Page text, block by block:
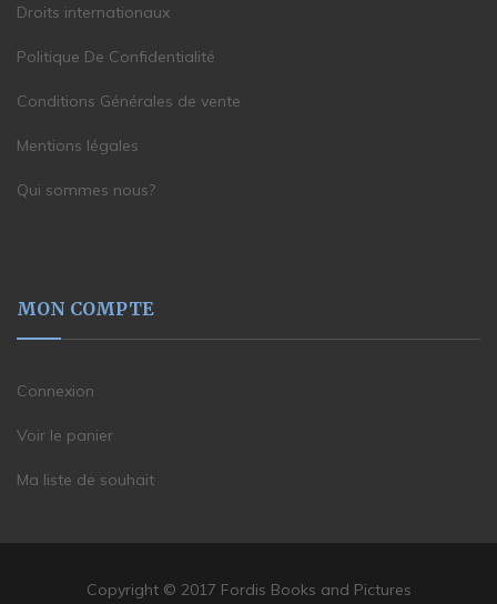
Droits internationaux
Politique De Confidentialité
Conditions Générales de vente
Mentions légales
Qui sommes nous?
MON COMPTE
Connexion
Voir le panier
Ma liste de souhait
Copyright © 2017 Fordis Books and Pictures